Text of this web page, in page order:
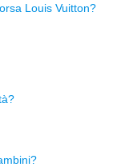
Louis Vuitton?